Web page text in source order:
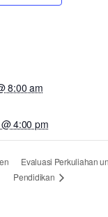
8:00 am
4:00 pm
Evaluasi Perkuliahan
Pendidikan